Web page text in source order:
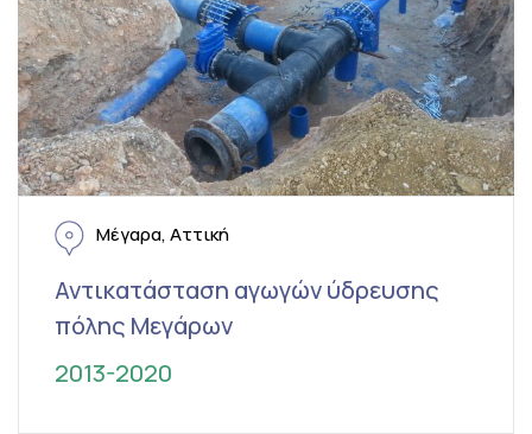
Μέγαρα, Αττική
Αντικατάσταση αγωγών ύδρευσης
πόλης Μεγάρων
2013-2020